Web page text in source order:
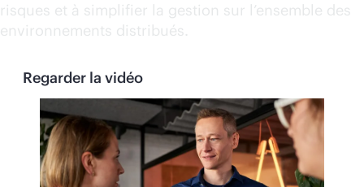
risques et à simplifier la gestion sur l’ensemble des
environnements distribués.
Regarder la vidéo